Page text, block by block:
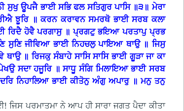
ਸੁਖੁ ਊਪਜੈ ਭਾਈ ਸਭਿ ਫਲ ਸਤਿਗੁਰ ਪਾਸਿ ॥੩॥ ਮੇਰਾ
ਝੂਰਿ ॥ ਕਰਨ ਕਰਾਵਨ ਸਮਰਥੋ ਭਾਈ ਸਰਬ ਕਲਾ
ਰਿਦੈ ਹੋਵੈ ਪਰਗਾਸੁ ॥ ਪ੍ਰਗਟੁ ਭਇਆ ਪਰਤਾਪੁ ਪ੍ਰਭ
ਸੁਣਿ ਜੀਵਿਆ ਭਾਈ ਨਿਹਚਲੁ ਪਾਇਆ ਥਾਉ ॥ ਜਿਸੁ
॥ ਰਿਜਕੁ ਸੰਬਾਹੇ ਸਾਸਿ ਸਾਸਿ ਭਾਈ ਗੂੜਾ ਜਾ ਕਾ
ਸਦਾ ਹਜੂਰਿ ॥ ਸਾਧੂ ਸੰਗਿ ਮਿਲਾਇਆ ਭਾਈ ਸਰਬ
ਨਿਹਾਲਿਆ ਭਾਈ ਕੀਤੋਨੁ ਅੰਗੁ ਅਪਾਰੁ ॥ ਮਨੁ ਤਨੁ
ਪਰਮਾਤਮਾ ਨੇ ਆਪ ਹੀ ਸਾਰਾ ਜਗਤ ਪੈਦਾ ਕੀਤਾ